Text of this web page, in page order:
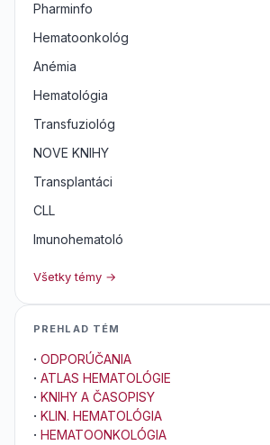
Pharminfo
Hematoonkológ
Anémia
Hematológia
Transfuziológ
NOVE KNIHY
Transplantáci
CLL
Imunohematoló
Všetky témy →
PREHLAD TÉM
· ODPORÚČANIA
· ATLAS HEMATOLÓGIE
· KNIHY A ČASOPISY
· KLIN. HEMATOLÓGIA
· HEMATOONKOLÓGIA